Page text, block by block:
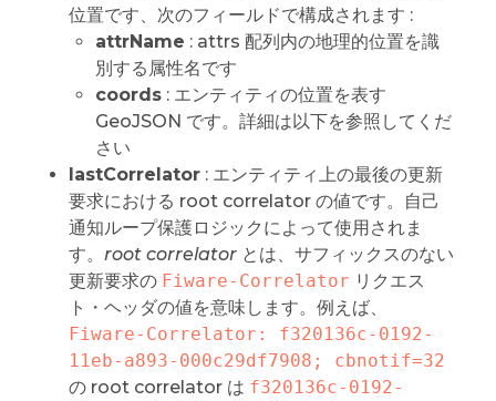
位置です、次のフィールドで構成されます :
attrName : attrs 配列内の地理的位置を識
別する属性名です
coords: エンティティの位置を表す
GeoJSON です。詳細は以下を参照してくだ
さい
lastCorrelator: エンティティ上の最後の更新
要求における root correlator の値です。自己
通知ループ保護ロジックによって使用されま
す。 root correlatorとは、サフィックスのない
更新要求の Fiware-Correlator リクエス
ト・ヘッダの値を意味します。例えば、
Fiware-Correlator: f320136c-0192-
11eb-a893-000c29df7908; cbnotif=32
の root correlator は f320136c-0192-